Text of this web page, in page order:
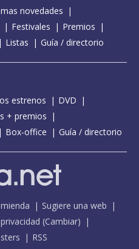
novedades
Festivales
Premios
Listas Guía / directorio
estrenos
DVD
+ premios
Box-office Guía / directorio
Sugiere una web
(Cambiar)
RSS